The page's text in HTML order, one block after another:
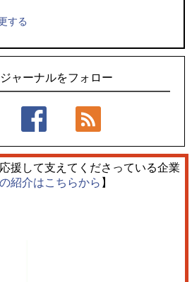
催
なかったドローン
中継と連動した支援企画
の飛行を目指す新型水素燃料電池ドロ
する
ャーナルをフォロー
援して支えてくださっている企業
紹介はこちらから 】